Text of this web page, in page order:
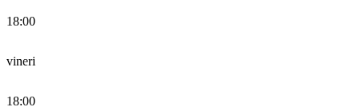
18:00
vineri
18:00